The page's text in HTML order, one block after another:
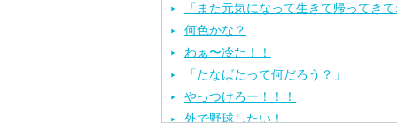
「また元気になって生きて帰ってき
何色かな？
わぁ〜冷た！！
「たなばたって何だろう？」
やっつけろー！！！
外で野球したい！